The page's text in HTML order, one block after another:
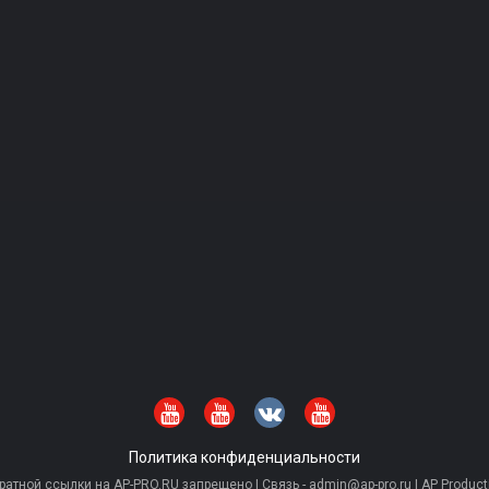
Политика конфиденциальности
ссылки на AP-PRO.RU запрещено | Связь - admin@ap-pro.ru | AP